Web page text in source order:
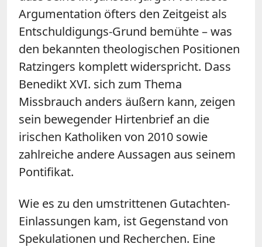
Argumentation öfters den Zeitgeist als
Entschuldigungs-Grund bemühte – was
den bekannten theologischen Positionen
Ratzingers komplett widerspricht. Dass
Benedikt XVI. sich zum Thema
Missbrauch anders äußern kann, zeigen
sein bewegender Hirtenbrief an die
irischen Katholiken von 2010 sowie
zahlreiche andere Aussagen aus seinem
Pontifikat.
Wie es zu den umstrittenen Gutachten-
Einlassungen kam, ist Gegenstand von
Spekulationen und Recherchen. Eine